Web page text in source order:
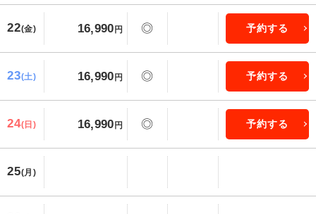
22(金) 16,990 円 ◎ 予約する
23(土) 16,990 円 ◎ 予約する
24(日) 16,990 円 ◎ 予約する
25(月)